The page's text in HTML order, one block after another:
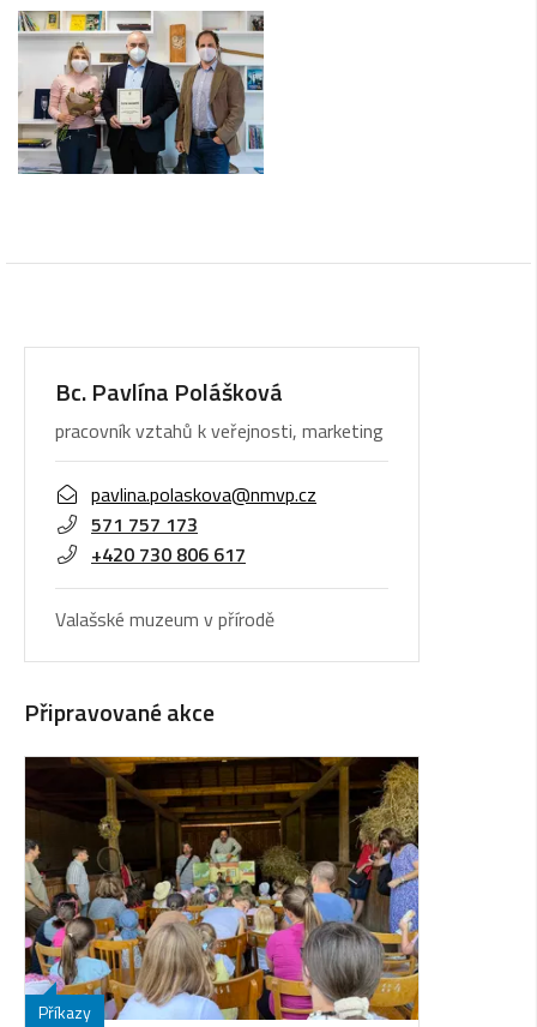
Bc. Pavlína Polášková
pracovník vztahů k veřejnosti, marketing
pavlina.polaskova@nmvp.cz
571 757 173
+420 730 806 617
Valašské muzeum v přírodě
Připravované akce
Příkazy